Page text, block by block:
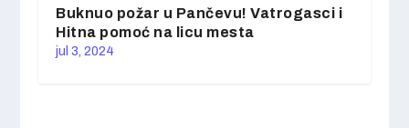
Buknuo požar u Pančevu! Vatrogasci i
Hitna pomoć na licu mesta
jul 3, 2024